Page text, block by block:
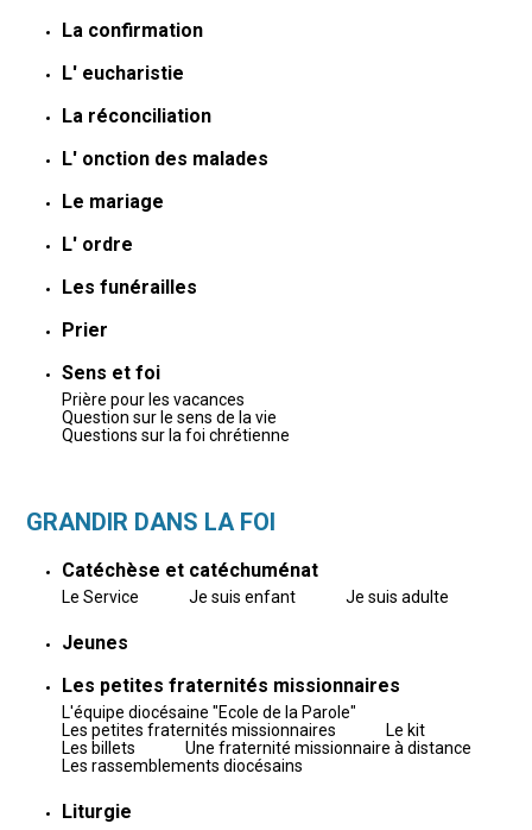
La confirmation
L' eucharistie
La réconciliation
L' onction des malades
Le mariage
L' ordre
Les funérailles
Prier
Sens et foi
Prière pour les vacances
Question sur le sens de la vie
Questions sur la foi chrétienne
GRANDIR DANS LA FOI
Catéchèse et catéchuménat
Le Service Je suis enfant Je suis adulte
Jeunes
Les petites fraternités missionnaires
L'équipe diocésaine "Ecole de la Parole"
Les petites fraternités missionnaires
Le kit
Les billets
Une fraternité missionnaire à distance
Les rassemblements diocésains
Liturgie